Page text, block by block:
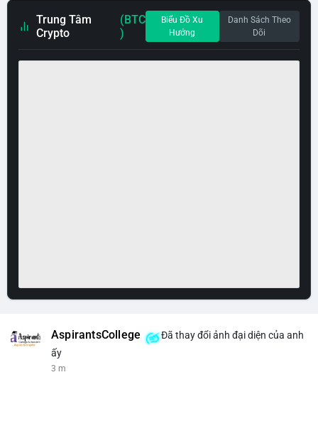
Trung Tâm
Crypto
(BTC
)
Biểu Đồ Xu
Hướng
Danh Sách Theo
Dõi
AspirantsCollege
Đã thay đổi ảnh đại diện của anh
ấy
3 m